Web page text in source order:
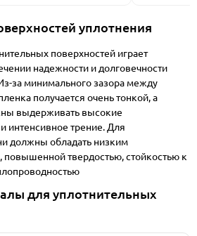
уплотнения
поверхностей играет
надежности и долговечности
за минимального зазора между
получается очень тонкой, а
выдерживать высокие
интенсивное трение. Для
должны обладать низким
твердостью, стойкостью к
для уплотнительных